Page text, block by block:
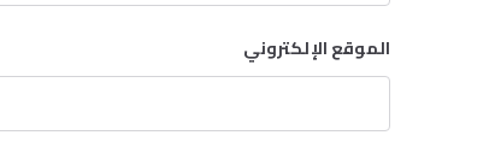
الموقع الإلكتروني